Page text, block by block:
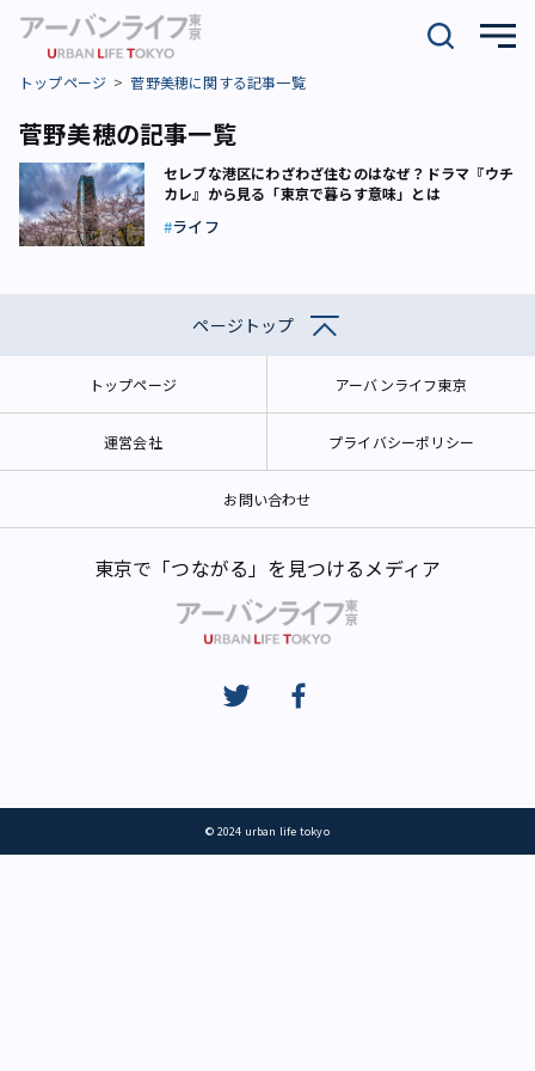
トップページ 菅野美穂に関する記事一覧
菅野美穂の記事一覧
セレブな港区にわざわざ住むのはなぜ？――ドラマ『ウチ
カレ』から見る「東京で暮らす意味」とは
ライフ
ページトップ
トップページ アーバンライフ東京
運営会社 プライバシーポリシー
お問い合わせ
東京で「つながる」を見つけるメディア
© 2024 urban life tokyo